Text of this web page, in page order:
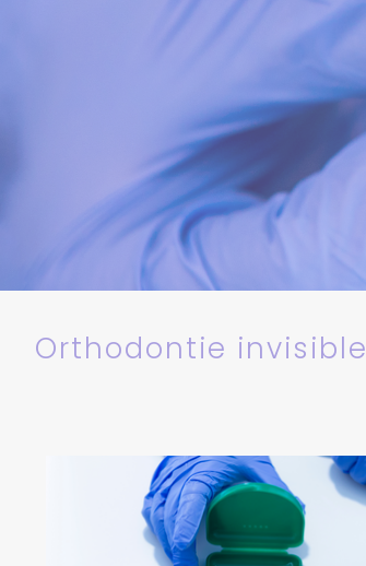
Orthodontie invisible